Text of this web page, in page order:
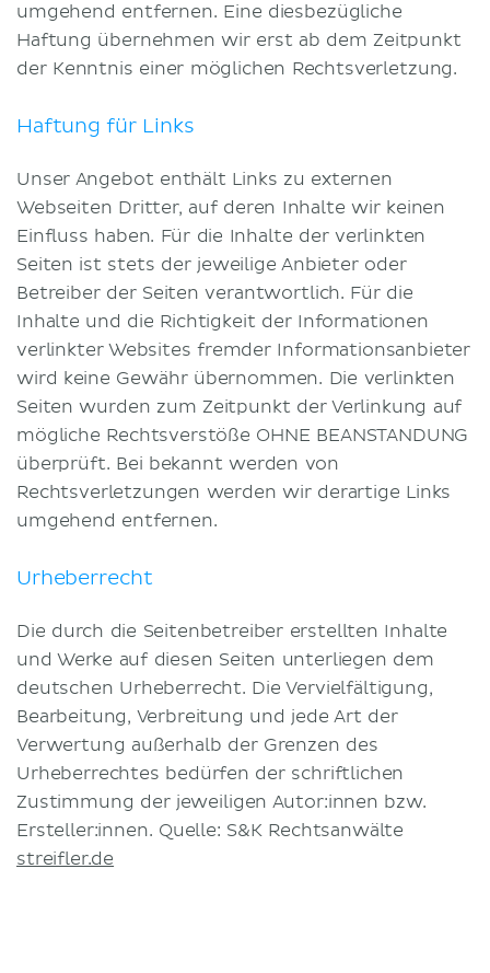
umgehend entfernen. Eine diesbezügliche
Haftung übernehmen wir erst ab dem Zeitpunkt
der Kenntnis einer möglichen Rechtsverletzung.
Haftung für Links
Unser Angebot enthält Links zu externen
Webseiten Dritter, auf deren Inhalte wir keinen
Einfluss haben. Für die Inhalte der verlinkten
Seiten ist stets der jeweilige Anbieter oder
Betreiber der Seiten verantwortlich. Für die
Inhalte und die Richtigkeit der Informationen
verlinkter Websites fremder Informationsanbieter
wird keine Gewähr übernommen. Die verlinkten
Seiten wurden zum Zeitpunkt der Verlinkung auf
mögliche Rechtsverstöße OHNE BEANSTANDUNG
überprüft. Bei bekannt werden von
Rechtsverletzungen werden wir derartige Links
umgehend entfernen.
Urheberrecht
Die durch die Seitenbetreiber erstellten Inhalte
und Werke auf diesen Seiten unterliegen dem
deutschen Urheberrecht. Die Vervielfältigung,
Bearbeitung, Verbreitung und jede Art der
Verwertung außerhalb der Grenzen des
Urheberrechtes bedürfen der schriftlichen
Zustimmung der jeweiligen Autor:innen bzw.
Ersteller:innen. Quelle: S&K Rechtsanwälte
streifler.de